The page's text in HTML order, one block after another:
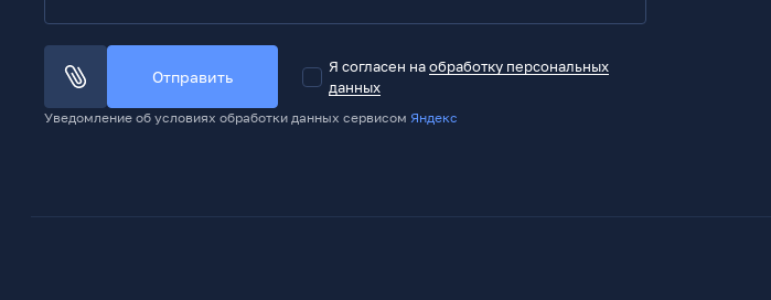
Отправить
Я согласен наобработку персональных
данных
Уведомление об условиях обработки данных сервисом Яндекс